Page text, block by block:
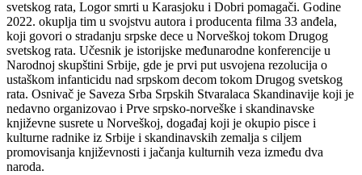
svetskog rata, Logor smrti u Karasjoku i Dobri pomagači. Godine
2022. okuplja tim u svojstvu autora i producenta filma 33 anđela,
koji govori o stradanju srpske dece u Norveškoj tokom Drugog
svetskog rata. Učesnik je istorijske međunarodne konferencije u
Narodnoj skupštini Srbije, gde je prvi put usvojena rezolucija o
ustaškom infanticidu nad srpskom decom tokom Drugog svetskog
rata. Osnivač je Saveza Srba Srpskih Stvaralaca Skandinavije koji je
nedavno organizovao i Prve srpsko-norveške i skandinavske
književne susrete u Norveškoj, događaj koji je okupio pisce i
kulturne radnike iz Srbije i skandinavskih zemalja s ciljem
promovisanja književnosti i jačanja kulturnih veza između dva
naroda.